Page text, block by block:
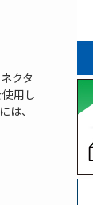
クタ
用し
、